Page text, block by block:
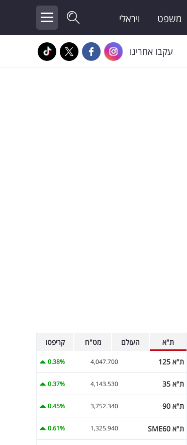
משפט ויראלי
עקבו אחרינו
ת"א העולם מט"ח קריפטו
ת"א 125 4,047.700
0.38%
ת"א 35 4,143.530
0.37%
ת"א 90 3,752.340
0.45%
ת"א SME60 1,325.940
0.61%